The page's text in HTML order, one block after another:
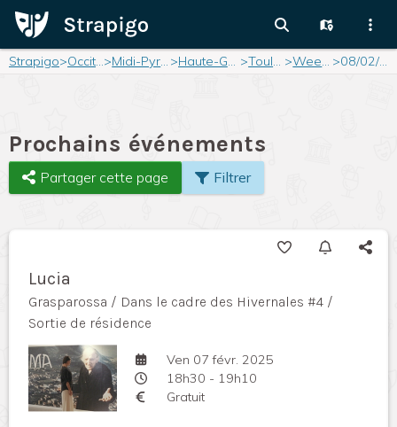
Strapigo> Occitanie> Midi-Pyrénées > Haute-Garonne > Toulouse > Weekend > 08/02/2025
Prochains événements
Partager cette page Filtrer
Lucia
Grasparossa / Dans le cadre des Hivernales #4 /
Sortie de résidence
Ven 07 févr. 2025
18h30 - 19h10
Gratuit